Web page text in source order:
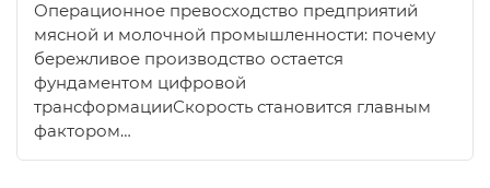
Операционное превосходство предприятий
мясной и молочной промышленности: почему
бережливое производство остается
фундаментом цифровой
трансформацииСкорость становится главным
фактором…